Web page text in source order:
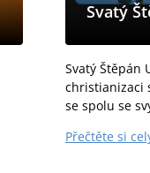
Svatý
Svatý Štěpán
christianizaci
se spolu se
Přečtěte si